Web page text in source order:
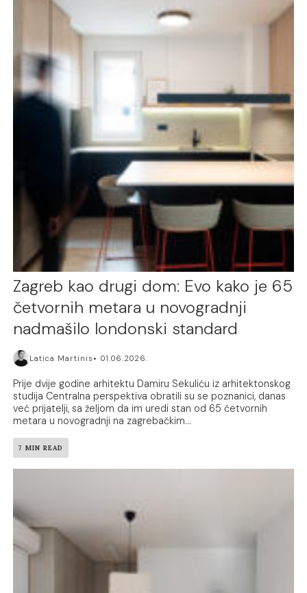
Zagreb kao drugi dom: Evo kako je 65
četvornih metara u novogradnji
nadmašilo londonski standard
Latica Martinis 01.06.2026.
Prije dvije godine arhitektu Damiru Sekuliću iz arhitektonskog
studija Centralna perspektiva obratili su se poznanici, danas
već prijatelji, sa željom da im uredi stan od 65 četvornih
metara u novogradnji na zagrebačkim...
7 MIN READ